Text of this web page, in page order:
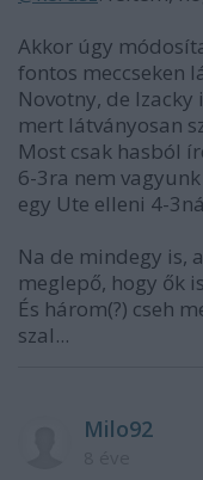
Akkor úgy
fontos meccseken
Novotny, de
mert látványosan
Most csak hasból
6-3ra nem
egy Ute elleni 4-
Na de mindegy is,
meglepő, hogy ők
És három(?) cseh
szal...
Milo92